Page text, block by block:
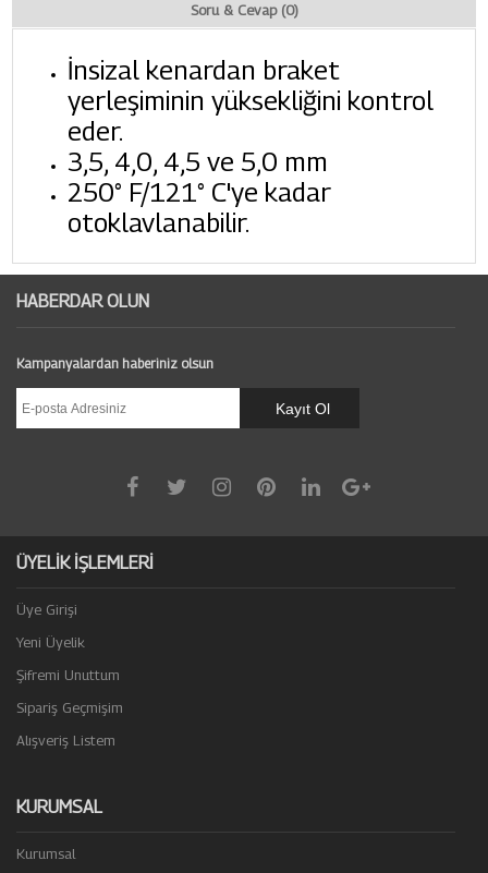
Soru & Cevap (0)
İnsizal kenardan braket
yerleşiminin yüksekliğini kontrol
eder.
3,5, 4,0, 4,5 ve 5,0 mm
250° F/121° C'ye kadar
otoklavlanabilir.
HABERDAR OLUN
Kampanyalardan haberiniz olsun
ÜYELİK İŞLEMLERİ
Üye Girişi
Yeni Üyelik
Şifremi Unuttum
Sipariş Geçmişim
Alışveriş Listem
KURUMSAL
Kurumsal